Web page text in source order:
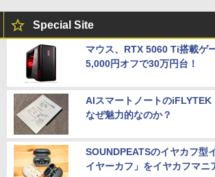
Special Site
マウス、RTX 5060 Ti搭載ゲ
5,000円オフで30万円台！
AIスマートノートのiFLYTEK
なぜ魅力的なのか？
SOUNDPEATSのイヤカフ型
イヤーカフ」をイヤカフマニ